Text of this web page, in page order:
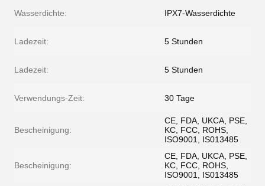
Wasserdichte: IPX7-Wasserdichte
Ladezeit: 5 Stunden
Ladezeit: 5 Stunden
Verwendungs-Zeit: 30 Tage
Bescheinigung:
CE, FDA, UKCA, PSE,
KC, FCC, ROHS,
ISO9001, IS013485
Bescheinigung:
CE, FDA, UKCA, PSE,
KC, FCC, ROHS,
ISO9001, IS013485